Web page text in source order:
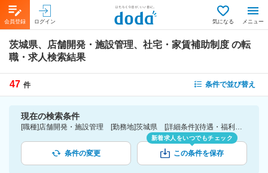
会員登録 ログイン 気になる メニュー
茨城県、店舗開発・施設管理、社宅・家賃補助制度 の転
職・求人検索結果
47 件 条件で並び替え
現在の検索条件
[職種]店舗開発・施設管理 [勤務地]茨城県 [詳細条件](待遇・福利厚生)社宅・家賃補助制度
条件の変更
新着求人をいつでもチェック
この条件を保存